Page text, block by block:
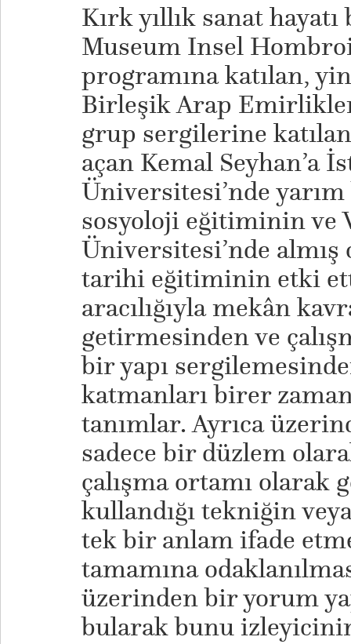
Kırk yıllık sanat
Museum Insel
programına katılan,
Birleşik Arap
grup sergilerine
açan Kemal Seyhan’a
Üniversitesi’nde yarım
sosyoloji eğitiminin ve
Üniversitesi’nde almış
tarihi eğitiminin etki
aracılığıyla mekân
getirmesinden ve
bir yapı
katmanları birer
tanımlar. Ayrıca
sadece bir düzlem
çalışma ortamı olarak
kullandığı tekniğin
tek bir anlam ifade
tamamına
üzerinden bir yorum
bularak bunu